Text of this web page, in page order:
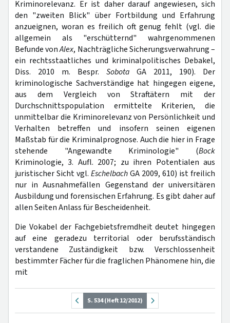
Kriminorelevanz. Er ist daher darauf angewiesen, sich
den "zweiten Blick" über Fortbildung und Erfahrung
anzueignen, woran es freilich oft genug fehlt (vgl. die
allgemein als "erschütternd" wahrgenommenen
Befunde vonAlex, Nachträgliche Sicherungsverwahrung –
ein rechtsstaatliches und kriminalpolitisches Debakel,
Diss. 2010 m. Bespr. Sobota GA 2011, 190). Der
kriminologische Sachverständige hat hingegen eigene,
aus dem Vergleich von Straftätern mit der
Durchschnittspopulation ermittelte Kriterien, die
unmittelbar die Kriminorelevanz von Persönlichkeit und
Verhalten betreffen und insofern seinen eigenen
Maßstab für die Kriminalprognose. Auch die hier in Frage
stehende "Angewandte Kriminologie" (Bock
Kriminologie, 3. Aufl. 2007; zu ihren Potentialen aus
juristischer Sicht vgl. EschelbachGA 2009, 610) ist freilich
nur in Ausnahmefällen Gegenstand der universitären
Ausbildung und forensischen Erfahrung. Es gibt daher auf
allen Seiten Anlass für Bescheidenheit.
Die Vokabel der Fachgebietsfremdheit deutet hingegen
auf eine geradezu territorial oder berufsständisch
verstandene Zuständigkeit bzw. Verschlossenheit
bestimmter Fächer für die fraglichen Phänomene hin, die
mit
S. 534 (Heft 12/2012)